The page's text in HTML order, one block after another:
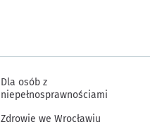
Dla osób z
niepełnosprawnościami
Zdrowie we Wrocławiu